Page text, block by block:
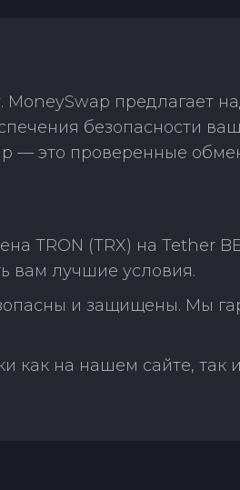
предлагает
безопасности
— это проверенные
TRON (TRX) на Tether
вам лучшие условия.
и защищены. Мы
как на нашем сайте, так